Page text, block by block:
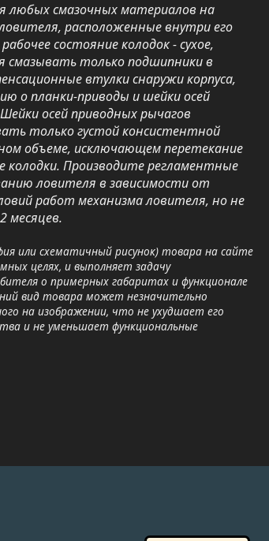
любых смазочных материалов на
расположенные внутри его
состояние колодок - сухое,
смазывать только подшипники в
втулки снаружи корпуса,
о планки-приводы и шейки осей
осей приводных рычагов
только густой консистентной
объеме, исключающем перетекание
колодки. Производите регламентные
ловителя в зависимости от
работ механизма ловителя, но не
месяцев.
или схематичный рисунок) товара на сайте
целях, и выполняет задачу
о примерных габаритах и функционале
вид товара может незначительно
на изображении, что не ухудшает его
и не уменьшает функциональные